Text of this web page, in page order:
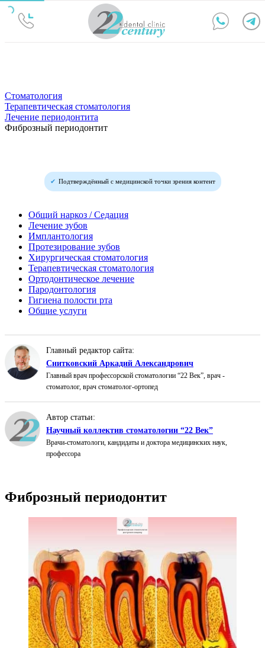
Стоматология
Терапевтическая стоматология
Лечение периодонтита
Фиброзный периодонтит
Подтверждённый с медицинской точки зрения контент
Общий наркоз / Седация
Лечение зубов
Имплантология
Протезирование зубов
Хирургическая стоматология
Терапевтическая стоматология
Ортодонтическое лечение
Пародонтология
Гигиена полости рта
Общие услуги
Главный редактор сайта:
Снитковский Аркадий Александрович
Главный врач профессорской стоматологии “22 Век”, врач -
стоматолог, врач стоматолог-ортопед
Автор статьи:
Научный коллектив стоматологии “22 Век”
Врачи-стоматологи, кандидаты и доктора медицинских наук,
профессора
Фиброзный периодонтит